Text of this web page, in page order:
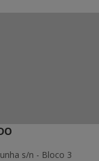
s/n - Bloco 3